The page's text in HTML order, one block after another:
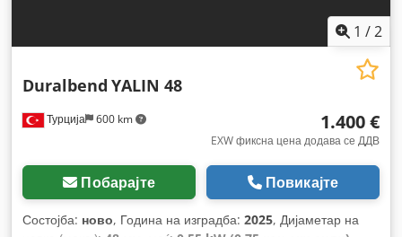
1 /2
Турција 600 km
Duralbend YALIN 48
1.400 €
EXW фиксна цена додава се ДДВ
Побарајте Повикајте
Состојба: ново, Година на изградба: 2025, Дијаметар на